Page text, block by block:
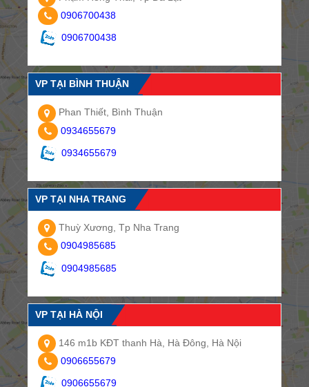
0906700438
0906700438
VP TẠI BÌNH THUẬN
Phan Thiết, Bình Thuận
0934655679
0934655679
VP TẠI NHA TRANG
Thuỳ Xương, Tp Nha Trang
0904985685
0904985685
VP TẠI HÀ NỘI
146 m1b KĐT thanh Hà, Hà Đông, Hà Nội
0906655679
0906655679